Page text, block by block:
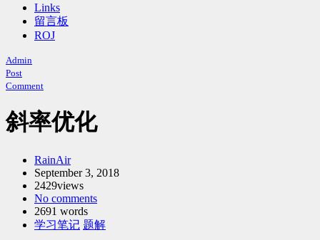
Links
留言板
ROJ
Admin
Post
Comment
斜率优化
Author：
RainAir
发
布
时
间：
September 3, 2018
2429views
No comments
2691 words
Categories：
学习笔记 题解